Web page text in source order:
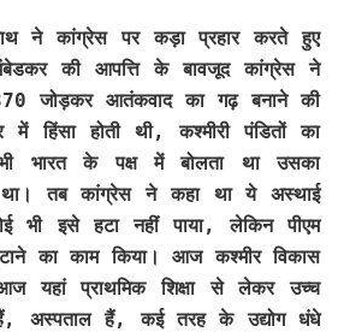
ने कांग्रेस पर कड़ा प्रहार करते हुए
की आपत्ति के बावजूद कांग्रेस ने
जोड़कर आतंकवाद का गढ़ बनाने की
में हिंसा होती थी, कश्मीरी पंडितों का
भारत के पक्ष में बोलता था उसका
था। तब कांग्रेस ने कहा था ये अस्थाई
भी इसे हटा नहीं पाया, लेकिन पीएम
का काम किया। आज कश्मीर विकास
यहां प्राथमिक शिक्षा से लेकर उच्च
अस्पताल हैं, कई तरह के उद्योग धंधे